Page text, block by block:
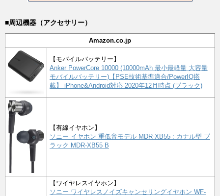
■周辺機器（アクセサリー）
Amazon.co.jp
【モバイルバッテリー】
Anker PowerCore 10000 (10000mAh 最小最軽量 大容量
モバイルバッテリー)【PSE技術基準適合/PowerIQ搭
載】 iPhone&Android対応 2020年12月時点 (ブラック)
【有線イヤホン】
ソニー イヤホン 重低音モデル MDR-XB55 : カナル型 ブ
ラック MDR-XB55 B
【ワイヤレスイヤホン】
ソニー ワイヤレスノイズキャンセリングイヤホン WF-